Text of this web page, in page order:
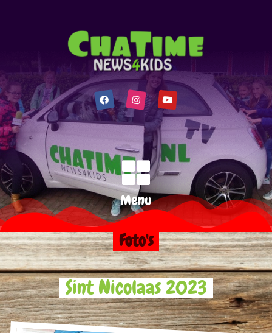
Menu
Foto's
Sint Nicolaas 2023